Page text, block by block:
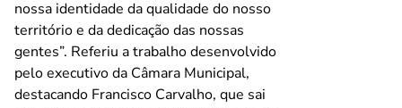
nossa identidade da qualidade do nosso
território e da dedicação das nossas
gentes”. Referiu a trabalho desenvolvido
pelo executivo da Câmara Municipal,
destacando Francisco Carvalho, que sai